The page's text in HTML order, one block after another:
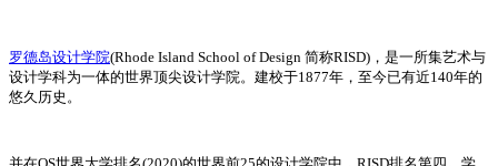
罗德岛设计学院(Rhode Island School of Design 简称RISD)，是一所集艺术与
设计学科为一体的世界顶尖设计学院。建校于1877年，至今已有近140年的
悠久历史。